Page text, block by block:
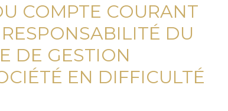
COMPTE COURANT
DU
DE GESTION
EN DIFFICULTÉ